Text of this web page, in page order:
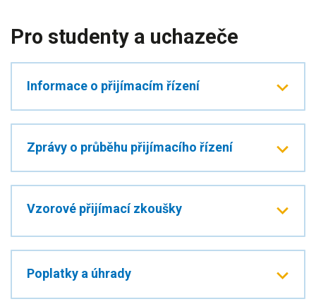
Pro studenty a uchazeče
Informace o přijímacím řízení
Zprávy o průběhu přijímacího řízení
Vzorové přijímací zkoušky
Poplatky a úhrady